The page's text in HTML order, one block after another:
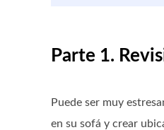
Parte 1.
Puede ser muy
en su sofá y crear